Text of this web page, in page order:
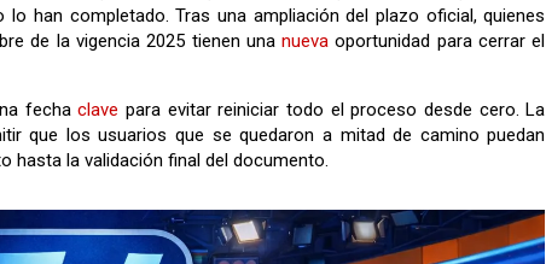
lo han completado. Tras una ampliación del plazo oficial, quienes
de la vigencia 2025 tienen unanueva oportunidad para cerrar el
fechaclave para evitar reiniciar todo el proceso desde cero. La
que los usuarios que se quedaron a mitad de camino puedan
hasta la validación final del documento.